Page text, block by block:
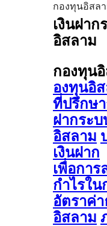
กองทุนอิสล
เงินฝา
อิสลาม
กองทุน
องทุนอิ
ที่ปรึกษ
ฝากระ
อิสลาม
เงินฝาก
เพื่อการ
กำไรใ
อัตราค่
อิสลาม